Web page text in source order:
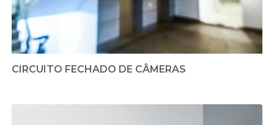
CIRCUITO FECHADO DE CÂMERAS